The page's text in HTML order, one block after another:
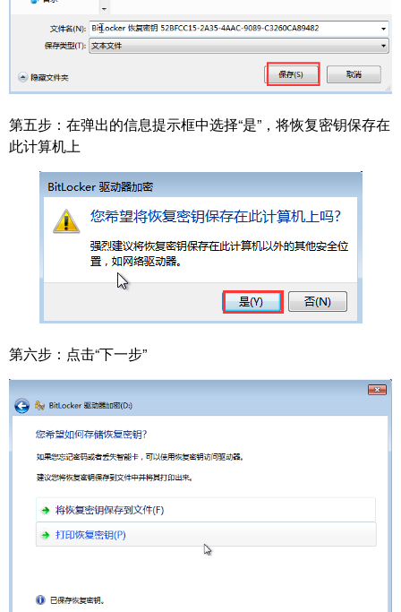
第五步： 在弹出的信息提示框中选择“是”，将恢复密钥保存在
此计算机上
第六步： 点击“下一步”